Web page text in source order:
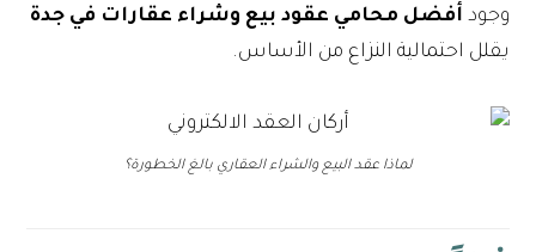
وجود أفضل محامي عقود بيع وشراء عقارات في جدة
يقلل احتمالية النزاع من الأساس.
لماذا عقد البيع والشراء العقاري بالغ الخطورة؟